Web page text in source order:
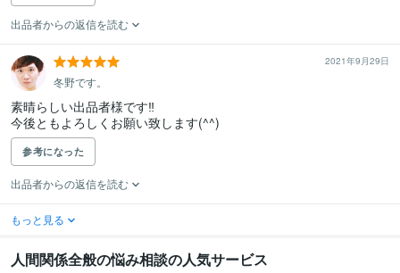
出品者からの返信を読む
2021年9月29日
冬野です。
素晴らしい出品者様です‼︎
今後ともよろしくお願い致します(^^)
参考になった
出品者からの返信を読む
もっと見る
人間関係全般の悩み相談の人気サービス